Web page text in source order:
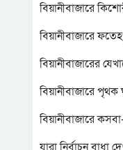
বিয়ানীবাজারে
বিয়ানীবাজারে
বিয়ানীবাজারের
বিয়ানীবাজারে
বিয়ানীবাজারে